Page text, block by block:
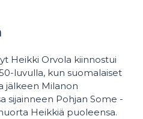
Heikki Orvola kiinnostui
luvulla, kun suomalaiset
jälkeen Milanon
sijainneen Pohjan Some -
Heikkiä puoleensa.